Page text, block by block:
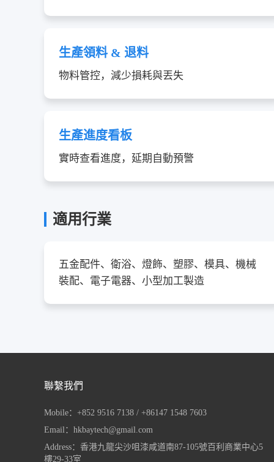
生產領料 & 退料
物料管控，減少損耗與丟失
生產進度看板
實時查看進度，延期自動預警
適用行業
五金配件、衛浴、燈飾、塑膠、模具、機械
裝配、電子電器、小型加工製造
聯繫我們
Mobile：+852 9516 7138 / +86147 1548 7603
Email：hkbaytech@gmail.com
Address：香港九龍尖沙咀漆咸道南87-105號百利商業中心5
樓29-33室